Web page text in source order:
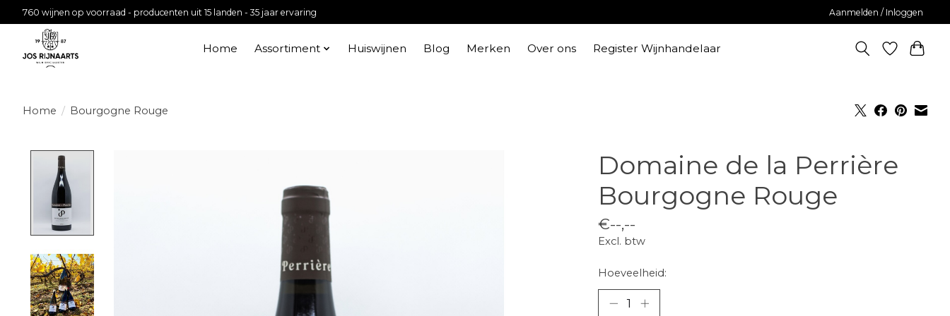
760 wijnen op voorraad - producenten uit 15 landen - 35 jaar ervaring Aanmelden / Inloggen
Home Assortiment Huiswijnen Blog Merken Over ons Register Wijnhandelaar
Home / Bourgogne Rouge
Domaine de la Perrière
Bourgogne Rouge
€--,--
Excl. btw
Hoeveelheid: